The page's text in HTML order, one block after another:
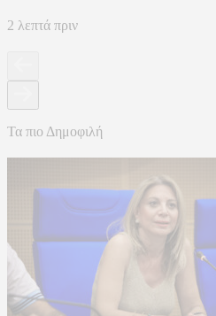
2 λεπτά πριν
Τα πιο Δημοφιλή